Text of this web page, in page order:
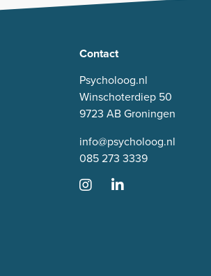
Contact
Psycholoog.nl
Winschoterdiep 50
9723 AB Groningen
info@psycholoog.nl
085 273 3339